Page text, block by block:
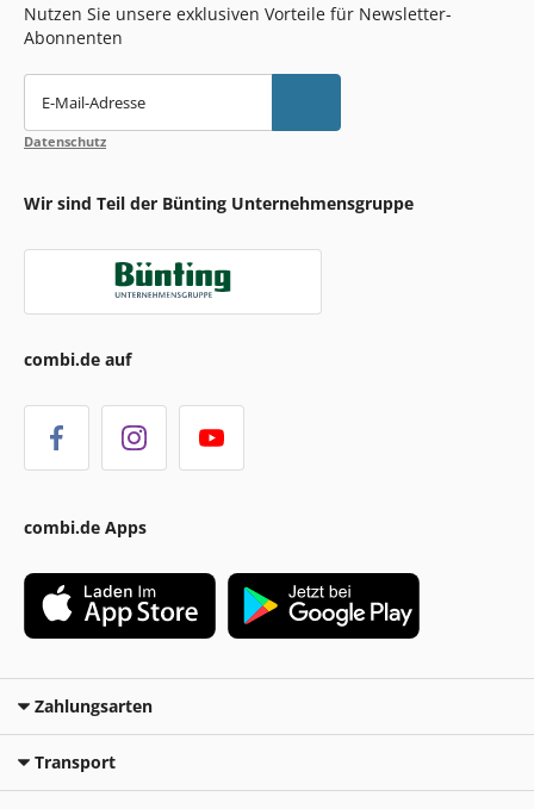
Nutzen Sie unsere exklusiven Vorteile für Newsletter-
Abonnenten
E-Mail-Adresse
Datenschutz
Wir sind Teil der Bünting Unternehmensgruppe
combi.de auf
combi.de Apps
Zahlungsarten
Transport